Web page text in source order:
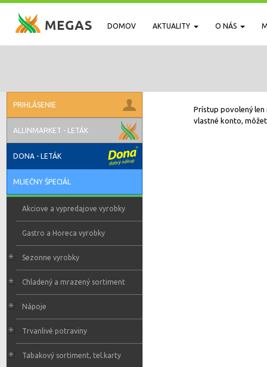
DOMOV AKTUALITY O NÁS
PRIHLÁSENIE
ALLINMARKET - LETÁK
DONA - LETÁK
MLIEČNY ŠPECIÁL
Akciove a vypredajove vyrobky
Gastro a Horeca vyrobky
Sezonne vyrobky
Chladený a mrazený sortiment
Nápoje
Trvanlivé potraviny
Tabakový sortiment, tel.karty
Prístup povolený len
vlastné konto,